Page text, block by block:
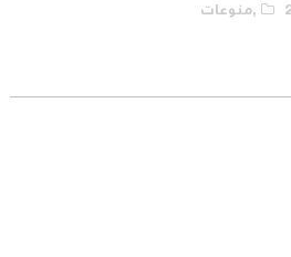
,منوعات